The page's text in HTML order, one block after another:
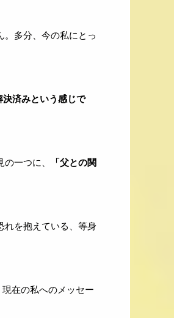
。多分、今の私にとっ
済みという感じで
一つに、 「父との関
れを抱えている、等身
在の私へのメッセー